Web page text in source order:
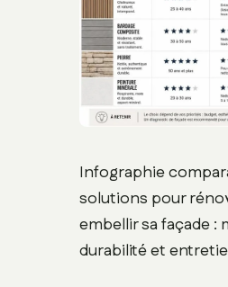
Infographie
solutions pour
embellir sa façade :
durabilité et